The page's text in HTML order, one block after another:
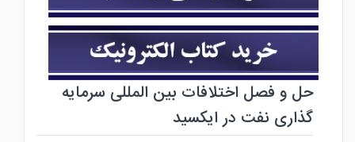
حل و فصل اختلافات بین المللی سرمایه
گذاری نفت در ایکسید